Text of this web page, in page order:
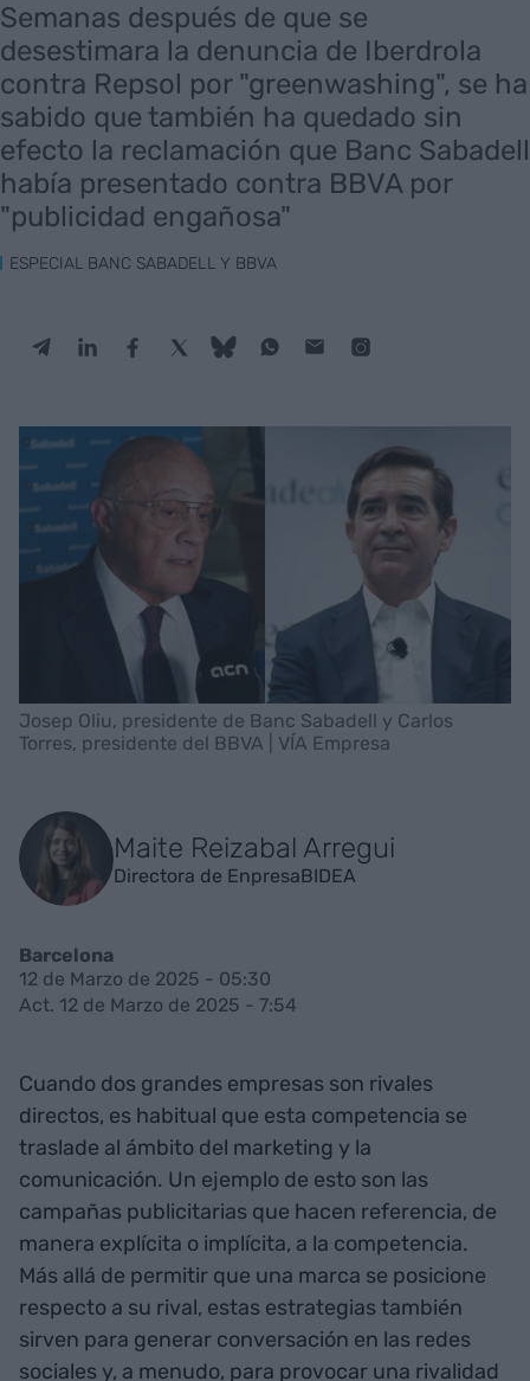
Semanas después de que se
desestimara la denuncia de Iberdrola
contra Repsol por "greenwashing", se ha
sabido que también ha quedado sin
efecto la reclamación que Banc Sabadell
había presentado contra BBVA por
"publicidad engañosa"
ESPECIAL BANC SABADELL Y BBVA
Josep Oliu, presidente de Banc Sabadell y Carlos
Torres, presidente del BBVA | VÍA Empresa
Maite Reizabal Arregui
Directora de EnpresaBIDEA
Barcelona
12 de Marzo de 2025 - 05:30
Act. 12 de Marzo de 2025 - 7:54
Cuando dos grandes empresas son rivales
directos, es habitual que esta competencia se
traslade al ámbito del marketing y la
comunicación. Un ejemplo de esto son las
campañas publicitarias que hacen referencia, de
manera explícita o implícita, a la competencia.
Más allá de permitir que una marca se posicione
respecto a su rival, estas estrategias también
sirven para generar conversación en las redes
sociales y, a menudo, para provocar una rivalidad